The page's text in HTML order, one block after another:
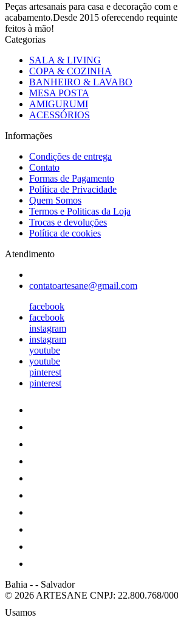
Peças artesanais para casa e decoração com
acabamento.Desde 2015 oferecendo
feitos à mão!
Categorias
SALA & LIVING
COPA & COZINHA
BANHEIRO & LAVABO
MESA POSTA
AMIGURUMI
ACESSÓRIOS
Informações
Condições de entrega
Contato
Formas de Pagamento
Política de Privacidade
Quem Somos
Termos e Politicas da Loja
Trocas e devoluções
Política de cookies
Atendimento
contatoartesane@gmail.com
facebook
facebook
instagram
instagram
youtube
youtube
pinterest
pinterest
Bahia - - Salvador
© 2026 ARTESANE CNPJ: 22.800.768/
Usamos